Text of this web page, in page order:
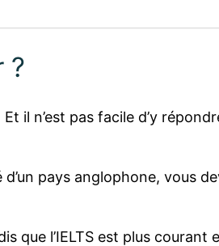
?
Et il n’est pas facile d’y
pays anglophone, vous
que l’IELTS est plus